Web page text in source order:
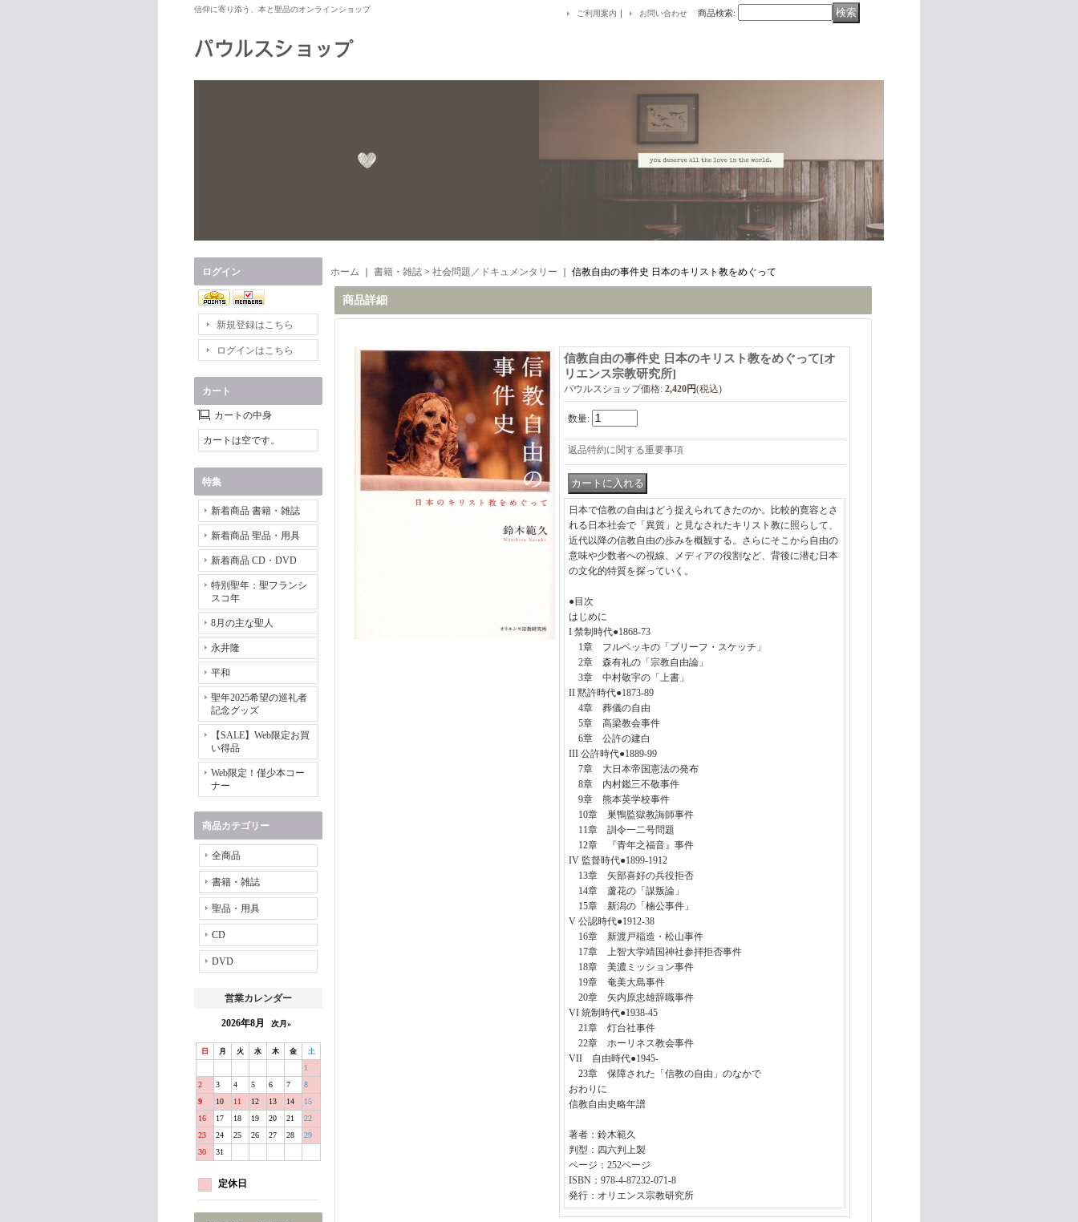
信仰に寄り添う、本と聖品のオンラインショップ ご利用案内 ｜ お問い合わせ 商品検索:
ログイン
新規登録はこちら
ログインはこちら
カート
カートの中身
カートは空です。
特集
新着商品 書籍・雑誌
新着商品 聖品・用具
新着商品 CD・DVD
特別聖年：聖フランシ
スコ年
8月の主な聖人
永井隆
平和
聖年2025希望の巡礼者
記念グッズ
【SALE】Web限定お買
い得品
Web限定！僅少本コー
ナー
商品カテゴリー
全商品
書籍・雑誌
聖品・用具
CD
DVD
営業カレンダー
2026年8月 次月»
日 月 火 水 木 金 土
1
2
3 4 5 6 7
8
9
10 11 12 13 14
15
16
17 18 19 20 21
22
23
24 25 26 27 28
29
30
31
定休日
ホーム 書籍・雑誌 > 社会問題／ドキュメンタリー 信教自由の事件史 日本のキリスト教をめぐって
商品詳細
信教自由の事件史 日本のキリスト教をめぐって[オ
リエンス宗教研究所]
パウルスショップ価格: 2,420円(税込)
数量:
返品特約に関する重要事項
日本で信教の自由はどう捉えられてきたのか。比較的寛容とさ
れる日本社会で「異質」と見なされたキリスト教に照らして、
近代以降の信教自由の歩みを概観する。さらにそこから自由の
意味や少数者への視線、メディアの役割など、背後に潜む日本
の文化的特質を探っていく。
●目次
はじめに
I 禁制時代●1868‐73
1章 フルベッキの「ブリーフ・スケッチ」
2章 森有礼の「宗教自由論」
3章 中村敬宇の「上書」
II 黙許時代●1873‐89
4章 葬儀の自由
5章 高梁教会事件
6章 公許の建白
III 公許時代●1889‐99
7章 大日本帝国憲法の発布
8章 内村鑑三不敬事件
9章 熊本英学校事件
10章 巣鴨監獄教誨師事件
11章 訓令一二号問題
12章 『青年之福音』事件
IV 監督時代●1899‐1912
13章 矢部喜好の兵役拒否
14章 蘆花の「謀叛論」
15章 新潟の「楠公事件」
V 公認時代●1912‐38
16章 新渡戸稲造・松山事件
17章 上智大学靖国神社参拝拒否事件
18章 美濃ミッション事件
19章 奄美大島事件
20章 矢内原忠雄辞職事件
VI 統制時代●1938‐45
21章 灯台社事件
22章 ホーリネス教会事件
VII 自由時代●1945‐
23章 保障された「信教の自由」のなかで
おわりに
信教自由史略年譜
著者：鈴木範久
判型：四六判上製
ページ：252ページ
ISBN：978-4-87232-071-8
発行：オリエンス宗教研究所